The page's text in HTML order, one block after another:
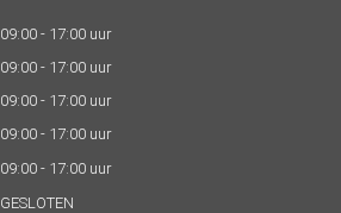
09:00 - 17:00 uur
09:00 - 17:00 uur
09:00 - 17:00 uur
09:00 - 17:00 uur
09:00 - 17:00 uur
GESLOTEN